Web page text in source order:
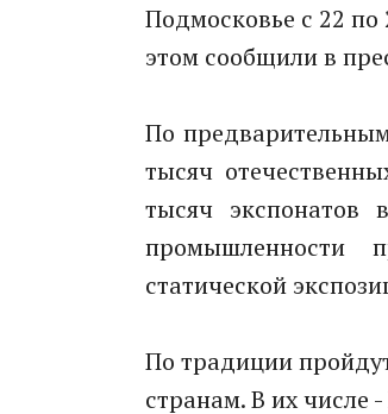
Подмосковье с 22
этом сообщили в
По
тысяч
тысяч экспонатов
промышленности
статической
По традиции
странам. В их числе